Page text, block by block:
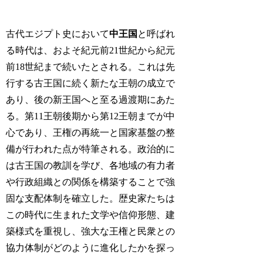
古代エジプト史において中王国 と呼ばれ
る時代は、およそ紀元前21世紀から紀元
前18世紀まで続いたとされる。これは先
行する古王国に続く新たな王朝の成立で
あり、後の新王国へと至る過渡期にあた
る。第11王朝後期から第12王朝までが中
心であり、王権の再統一と国家基盤の整
備が行われた点が特筆される。政治的に
は古王国の教訓を学び、各地域の有力者
や行政組織との関係を構築することで強
固な支配体制を確立した。歴史家たちは
この時代に生まれた文学や信仰形態、建
築様式を重視し、強大な王権と民衆との
協力体制がどのように進化したかを探っ